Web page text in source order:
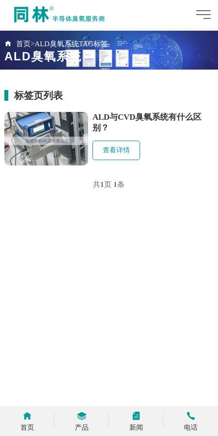
首页>ALD臭氧系统TAG标签
ALD臭氧系统
标签页列表
ALD与CVD臭氧系统有什么区
别？
查看详情
共1页 1条
首页 产品 新闻 电话